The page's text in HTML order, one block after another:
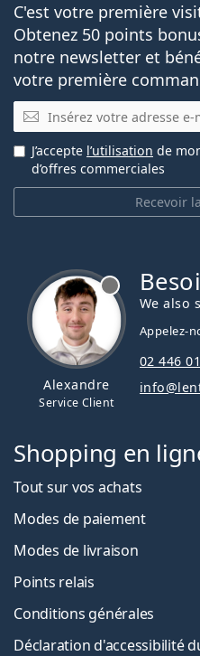
C'est votre première
Obtenez 50 points
notre newsletter et
votre première
E-mail
Recevoir
J’accepte l’utilisation de
d’offres commerciales
Alexandre
Service Client
We also
Appelez-
02 446
Shopping en
Tout sur vos achats
Modes de paiement
Modes de livraison
Points relais
Conditions générales
Déclaration d'accessibilité